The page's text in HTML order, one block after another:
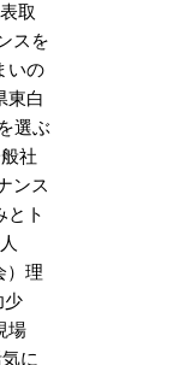
取
スを
いの
東白
選ぶ
社
ンス
とト
）理
少
場
に